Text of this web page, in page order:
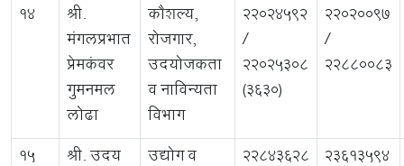
14
श्री.
मंगलप्रभात
प्रेमकंवर
गुमनमल
लोढा
कौशल्य,
रोजगार,
उदयोजकता
व नाविन्यता
विभाग
22024592
/
22025308
(3630)
22020097
/
22880083
15
श्री. उदय
उद्योग व
22843628 23613594